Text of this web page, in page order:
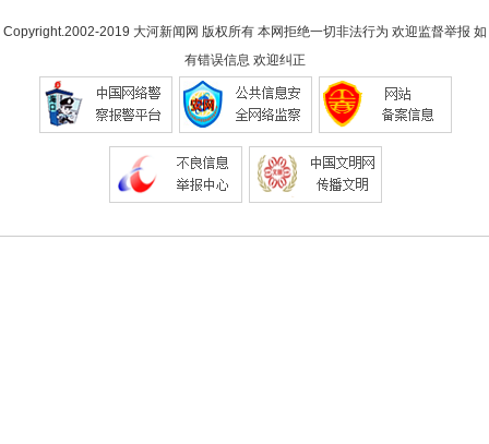
Copyright.2002-2019 大河新闻网 版权所有 本网拒绝一切非法行为 欢迎监督举报 如
有错误信息 欢迎纠正